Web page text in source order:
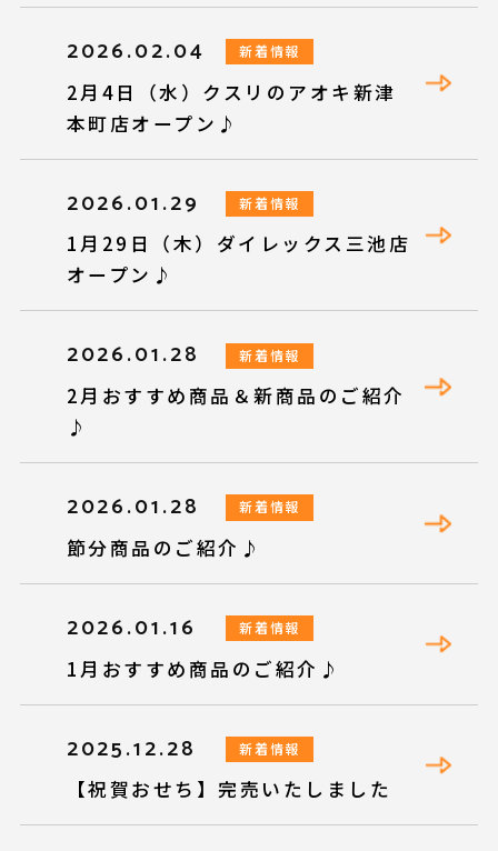
2026.02.04 新着情報
2月4日（水）クスリのアオキ新津
本町店オープン♪
2026.01.29 新着情報
1月29日（木）ダイレックス三池店
オープン♪
2026.01.28 新着情報
2月おすすめ商品＆新商品のご紹介
♪
2026.01.28 新着情報
節分商品のご紹介♪
2026.01.16 新着情報
1月おすすめ商品のご紹介♪
2025.12.28 新着情報
【祝賀おせち】完売いたしました